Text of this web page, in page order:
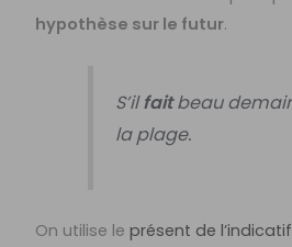
hypothèse sur le futur.
S’ilfaitbeau
la plage.
On utilise leprésent de l’indicatif